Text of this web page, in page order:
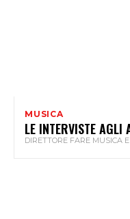
MUSICA
LE INTERVISTE
DIRETTORE FARE MUSICA